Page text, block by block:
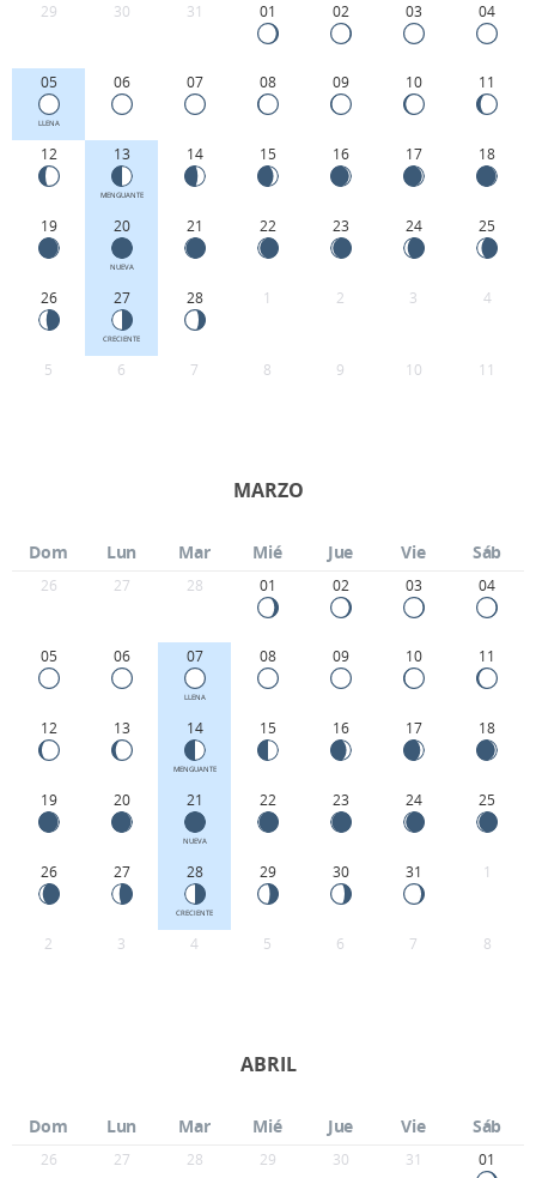
29 30 31 01 02 03 04
05
LLENA
06 07 08 09 10 11
12 13
MENGUANTE
14 15 16 17 18
19 20
NUEVA
21 22 23 24 25
26 27
CRECIENTE
28 1 2 3 4
5 6 7 8 9 10 11
MARZO
Dom Lun Mar Mié Jue Vie Sáb
26 27 28 01 02 03 04
05 06 07
LLENA
08 09 10 11
12 13 14
MENGUANTE
15 16 17 18
19 20 21
NUEVA
22 23 24 25
26 27 28
CRECIENTE
29 30 31 1
2 3 4 5 6 7 8
ABRIL
Dom Lun Mar Mié Jue Vie Sáb
26 27 28 29 30 31 01